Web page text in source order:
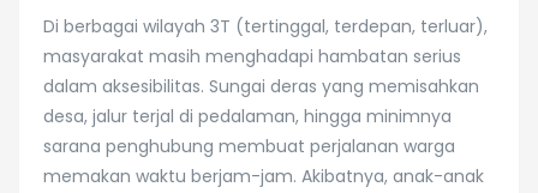
Di berbagai wilayah 3T (tertinggal, terdepan, terluar),
masyarakat masih menghadapi hambatan serius
dalam aksesibilitas. Sungai deras yang memisahkan
desa, jalur terjal di pedalaman, hingga minimnya
sarana penghubung membuat perjalanan warga
memakan waktu berjam-jam. Akibatnya, anak-anak